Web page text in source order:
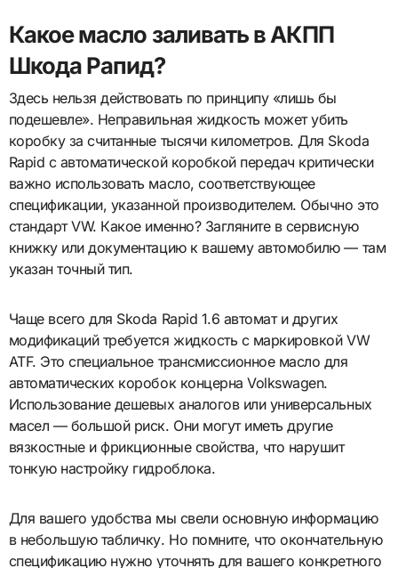
Какое масло заливать в АКПП
Шкода Рапид?
Здесь нельзя действовать по принципу «лишь бы
подешевле». Неправильная жидкость может убить
коробку за считанные тысячи километров. Для Skoda
Rapid с автоматической коробкой передач критически
важно использовать масло, соответствующее
спецификации, указанной производителем. Обычно это
стандарт VW. Какое именно? Загляните в сервисную
книжку или документацию к вашему автомобилю — там
указан точный тип.
Чаще всего для Skoda Rapid 1.6 автомат и других
модификаций требуется жидкость с маркировкой VW
ATF. Это специальное трансмиссионное масло для
автоматических коробок концерна Volkswagen.
Использование дешевых аналогов или универсальных
масел — большой риск. Они могут иметь другие
вязкостные и фрикционные свойства, что нарушит
тонкую настройку гидроблока.
Для вашего удобства мы свели основную информацию
в небольшую табличку. Но помните, что окончательную
спецификацию нужно уточнять для вашего конкретного